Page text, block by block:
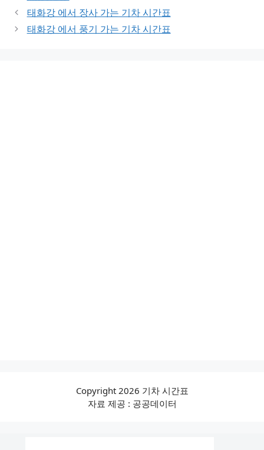
태화강 에서 장사 가는 기차 시간표
태화강 에서 풍기 가는 기차 시간표
Copyright 2026 기차 시간표
자료 제공 : 공공데이터